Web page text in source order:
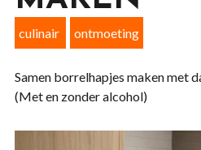
culinair ontmoeting
Samen borrelhapjes maken met
(Met en zonder alcohol)